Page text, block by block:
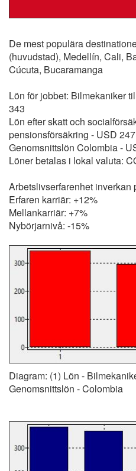
De mest populära
(huvudstad), Medellín, Cali,
Cúcuta, Bucaramanga
Lön för jobbet: Bilmekaniker
343
Lön efter skatt och
pensionsförsäkring - USD 247
Genomsnittslön Colombia -
Löner betalas i lokal valuta:
Arbetslivserfarenhet inverkan
Erfaren karriär: +12%
Mellankarriär: +7%
Nybörjarnivå: -15%
Diagram: (1) Lön -
Genomsnittslön - Colombia